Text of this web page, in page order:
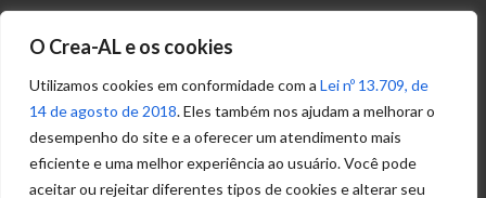
O Crea-AL e os cookies
Utilizamos cookies em conformidade com a Lei nº 13.709, de
14 de agosto de 2018. Eles também nos ajudam a melhorar o
desempenho do site e a oferecer um atendimento mais
eficiente e uma melhor experiência ao usuário. Você pode
aceitar ou rejeitar diferentes tipos de cookies e alterar seu
Transparência
Portal
Acesso à
Informação
Política de
Privacidade de